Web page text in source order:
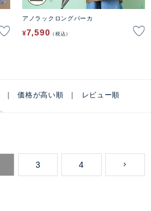
アノラックロングパーカ
¥7,590 税込
価格が高い順 レビュー順
3 4